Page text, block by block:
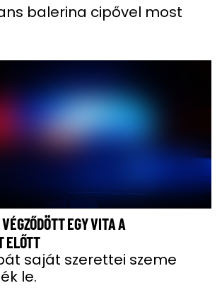
balerina cipővel most
EGY VITA A
ELŐTT
saját szerettei szeme
le.